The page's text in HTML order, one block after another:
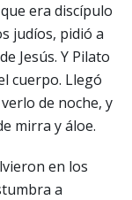
era discípulo
judíos, pidió a
Jesús. Y Pilato
cuerpo. Llegó
de noche, y
mirra y áloe.
en los
a